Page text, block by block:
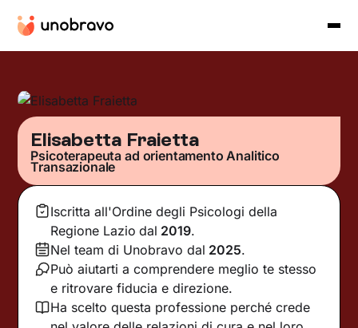
Elisabetta Fraietta
Psicoterapeuta ad orientamento Analitico
Transazionale
Iscritta all'Ordine degli Psicologi della
Regione Lazio dal 2019.
Nel team di Unobravo dal 2025.
Può aiutarti a comprendere meglio te stesso
e ritrovare fiducia e direzione.
Ha scelto questa professione perché crede